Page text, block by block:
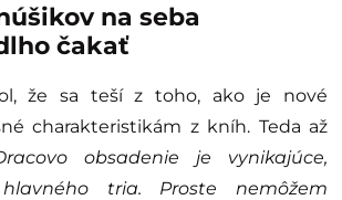
na seba
čakať
že sa teší z toho, ako je nové
charakteristikám z kníh. Teda až
obsadenie je vynikajúce,
tria. Proste nemôžem